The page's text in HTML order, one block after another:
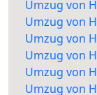
Umzug von
Umzug von
Umzug von
Umzug von
Umzug von
Umzug von